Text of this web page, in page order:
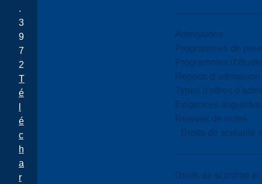
Admissions
Programmes de
Programmes
Reports d’admission
Types d'offres
Exigences
Relevés de notes
Droits de scolarité
Droits de scolarité
.
3
9
7
2
T
é
é
c
h
a
r